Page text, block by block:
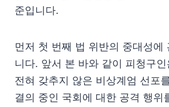
준입니다.
먼저 첫 번째 법 위반의 중대성에
니다. 앞서 본 바와 같이 피청구
전혀 갖추지 않은 비상계엄 선포
결의 중인 국회에 대한 공격 행위